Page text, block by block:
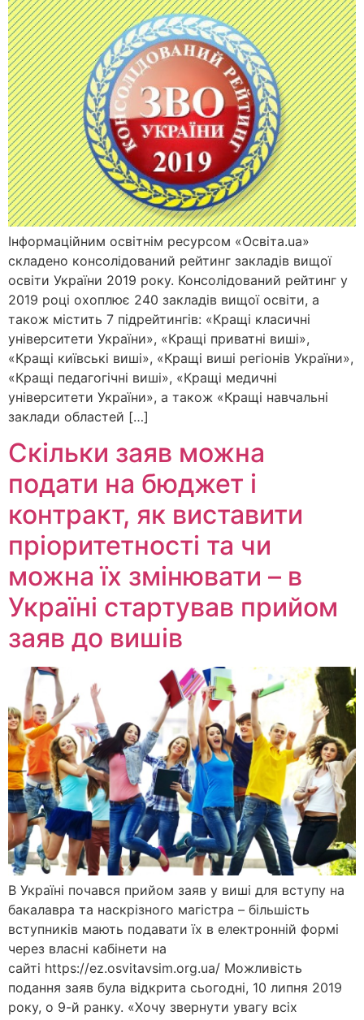
Інформаційним освітнім ресурсом «Освіта.ua»
складено консолідований рейтинг закладів вищої
освіти України 2019 року. Консолідований рейтинг у
2019 році охоплює 240 закладів вищої освіти, а
також містить 7 підрейтингів: «Кращі класичні
університети України», «Кращі приватні виші»,
«Кращі київські виші», «Кращі виші регіонів України»,
«Кращі педагогічні виші», «Кращі медичні
університети України», а також «Кращі навчальні
заклади областей […]
Скільки заяв можна
подати на бюджет і
контракт, як виставити
пріоритетності та чи
можна їх змінювати – в
Україні стартував прийом
заяв до вишів
В Україні почався прийом заяв у виші для вступу на
бакалавра та наскрізного магістра – більшість
вступників мають подавати їх в електронній формі
через власні кабінети на
сайті https://ez.osvitavsim.org.ua/ Можливість
подання заяв була відкрита сьогодні, 10 липня 2019
року, о 9-й ранку. «Хочу звернути увагу всіх